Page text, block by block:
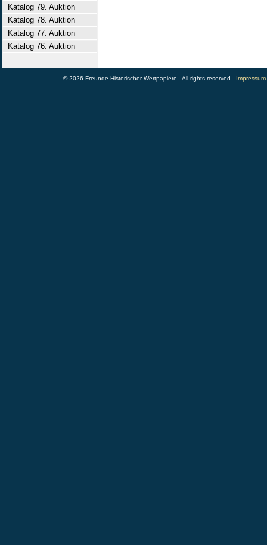
Katalog 79. Auktion
Katalog 78. Auktion
Katalog 77. Auktion
Katalog 76. Auktion
© 2026 Freunde Historischer Wertpapiere - All rights reserved - Impressum